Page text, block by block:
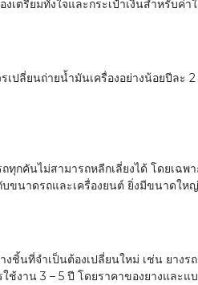
เตรียมทั้งใจและกระเป๋าเงินสำหรับค่
เปลี่ยนถ่ายน้ำมันเครื่องอย่างน้อยปีล
กคันไม่สามารถหลีกเลี่ยงได้ โดยเฉพ
นาดรถและเครื่องยนต์ ยิ่งมีขนาดให
ชิ้นที่จำเป็นต้องเปลี่ยนใหม่ เช่น ยาง
ใช้งาน 3 – 5 ปี โดยราคาของยางแล